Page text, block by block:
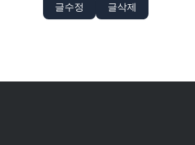
글수정 글삭제